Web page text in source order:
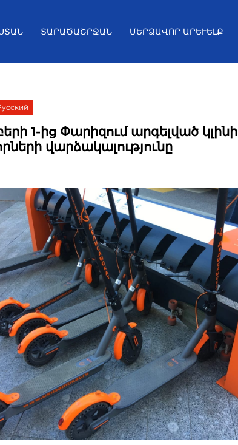
ՏԱՐԱԾԱՇՐՋԱՆ ՄԵՐՁԱՎՈՐ ԱՐԵՒԵԼՔ
1-ից Փարիզում արգելված կլինի
վարձակալությունը